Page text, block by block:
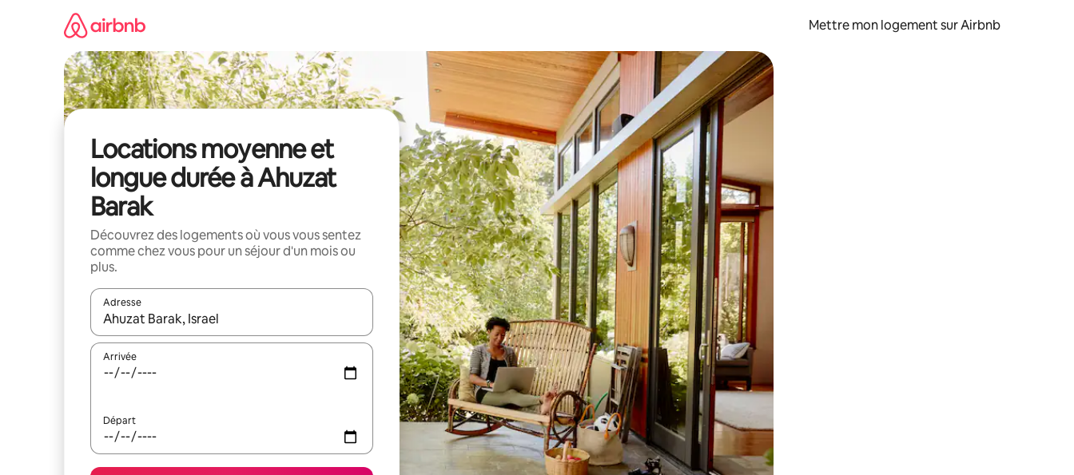
Mettre mon logement sur Airbnb
Locations moyenne et
longue durée à Ahuzat
Barak
Découvrez des logements où vous vous sentez
comme chez vous pour un séjour d'un mois ou
plus.
Adresse
Lorsque les résultats s'affichent, utilisez les flèches vers le haut et vers le bas pour les parcourir ou en appuyant et en faisant glisser.
Arrivée
Départ